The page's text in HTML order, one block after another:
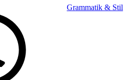
Grammatik & Stil